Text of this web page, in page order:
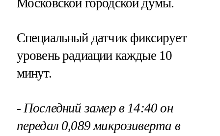
Специальный датчик фиксирует
уровень радиации каждые 10
минут.
- Последний замер в 14:40 он
передал 0,089 микрозиверта в